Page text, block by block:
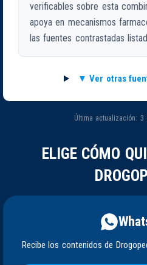
verificables sobre esta
apoya en mecanismos
las fuentes contrastadas
Ver otras
Última actualización:
ELIGE CÓMO
Recibe los contenidos de